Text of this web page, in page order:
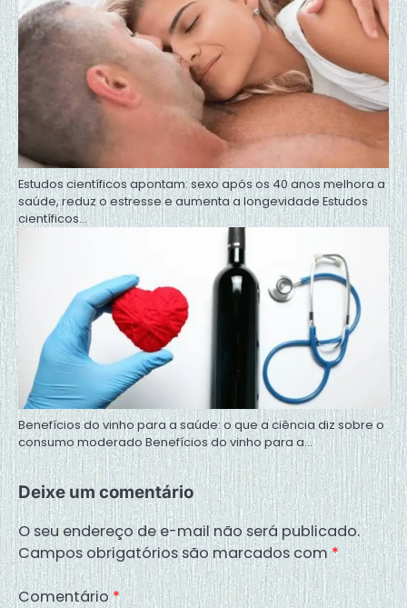
Estudos científicos apontam: sexo após os 40 anos melhora a
saúde, reduz o estresse e aumenta a longevidade Estudos
científicos…
Benefícios do vinho para a saúde: o que a ciência diz sobre o
consumo moderado Benefícios do vinho para a…
Deixe um comentário
O seu endereço de e-mail não será publicado.
Campos obrigatórios são marcados com *
Comentário*